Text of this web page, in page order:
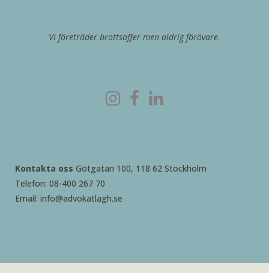
Vi företräder brottsoffer men aldrig förövare.
Kontakta oss Götgatan 100, 118 62 Stockholm
Telefon: 08-400 267 70
Email: info@advokatlagh.se